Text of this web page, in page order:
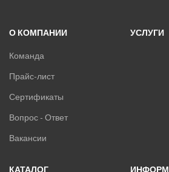
О КОМПАНИИ
Команда
Прайс-лист
Сертификаты
Вопрос - Ответ
Вакансии
УСЛУГИ